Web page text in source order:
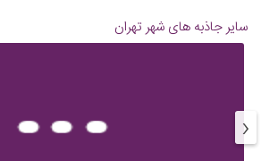
سایر جاذبه های شهر تهران
‹